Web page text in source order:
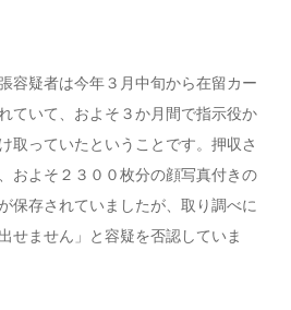
容疑者は今年３月中旬から在留カー
ていて、およそ３か月間で指示役か
取っていたということです。押収さ
およそ２３００枚分の顔写真付きの
保存されていましたが、取り調べに
せません」と容疑を否認していま